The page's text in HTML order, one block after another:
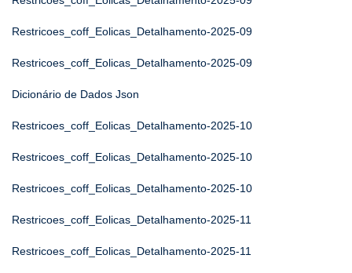
Restricoes_coff_Eolicas_Detalhamento-2025-09
Restricoes_coff_Eolicas_Detalhamento-2025-09
Dicionário de Dados Json
Restricoes_coff_Eolicas_Detalhamento-2025-10
Restricoes_coff_Eolicas_Detalhamento-2025-10
Restricoes_coff_Eolicas_Detalhamento-2025-10
Restricoes_coff_Eolicas_Detalhamento-2025-11
Restricoes_coff_Eolicas_Detalhamento-2025-11